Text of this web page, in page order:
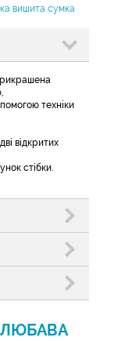
вишита сумка
техніки
відкритих
стібки.
ЛЮБАВА